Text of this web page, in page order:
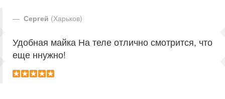
Сергей (Харьков)
Удобная майка На теле отлично смотрится, что
еще ннужно!